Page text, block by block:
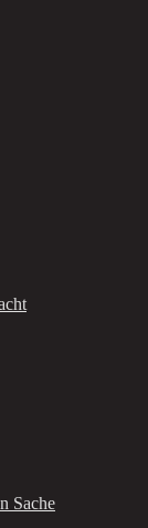
Sache